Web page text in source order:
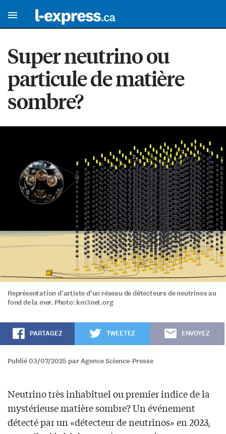
Super neutrino ou
particule de matière
sombre?
Représentation d'artiste d'un réseau de détecteurs de neutrinos au
fond de la mer. Photo: km3net.org
PARTAGEZ TWEETEZ ENVOYEZ
Publié 03/07/2025 par Agence Science-Presse
Neutrino très inhabituel ou premier indice de la
mystérieuse matière sombre? Un événement
détecté par un «détecteur de neutrinos» en 2023,